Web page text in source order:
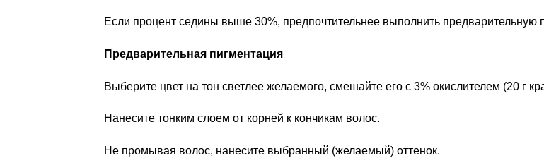
Если процент седины выше 30%, предпочтительнее выполнить предварительную
Предварительная пигментация
Выберите цвет на тон светлее желаемого, смешайте его с 3% окислителем (20 г
Нанесите тонким слоем от корней к кончикам волос.
Не промывая волос, нанесите выбранный (желаемый) оттенок.